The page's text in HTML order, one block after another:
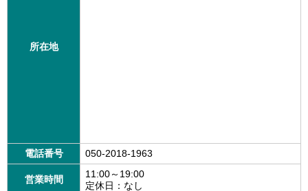
所在地
電話番号 050-2018-1963
営業時間
11:00～19:00
定休日：なし